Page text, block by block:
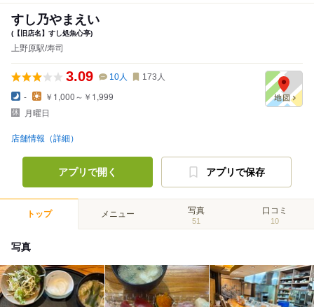
すし乃やまえい
(【旧店名】すし処魚心亭)
上野原駅/寿司
3.09 10人 173 人
-
￥1,000～￥1,999
月曜日
店舗情報（詳細）
アプリで開く アプリで保存
トップ メニュー 写真
51
口コミ
10
写真